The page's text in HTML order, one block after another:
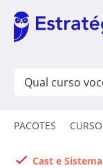
PACOTES
Cast e